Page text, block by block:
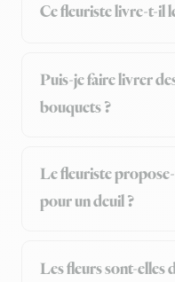
Ce fleuriste livre-t-il
Puis-je faire livrer
bouquets ?
Le fleuriste
pour un deuil ?
Les fleurs sont-elles